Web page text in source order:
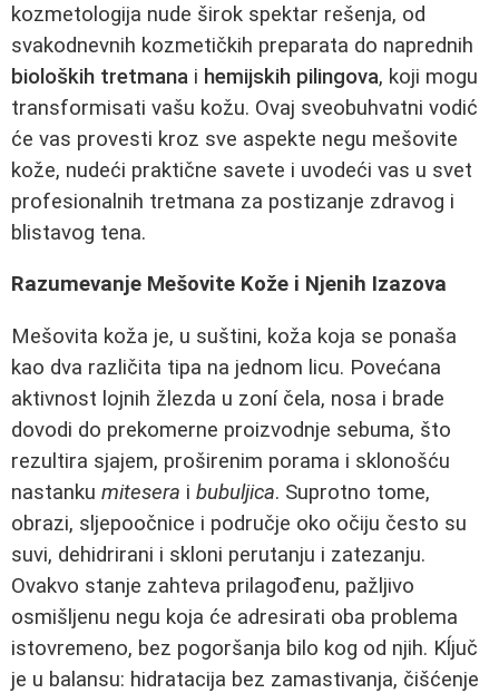
kozmetologija nude širok spektar rešenja, od
svakodnevnih kozmetičkih preparata do naprednih
bioloških tretmana i hemijskih pilingova, koji mogu
transformisati vašu kožu. Ovaj sveobuhvatni vodić
će vas provesti kroz sve aspekte negu mešovite
kože, nudeći praktične savete i uvodeći vas u svet
profesionalnih tretmana za postizanje zdravog i
blistavog tena.
Razumevanje Mešovite Kože i Njenih Izazova
Mešovita koža je, u suštini, koža koja se ponaša
kao dva različita tipa na jednom licu. Povećana
aktivnost lojnih žlezda u zoní čela, nosa i brade
dovodi do prekomerne proizvodnje sebuma, što
rezultira sjajem, proširenim porama i sklonošću
nastanku mitesera i bubuljica. Suprotno tome,
obrazi, sljepoočnice i područje oko očiju često su
suvi, dehidrirani i skloni perutanju i zatezanju.
Ovakvo stanje zahteva prilagođenu, pažljivo
osmišljenu negu koja će adresirati oba problema
istovremeno, bez pogoršanja bilo kog od njih. Kĺjuč
je u balansu: hidratacija bez zamastivanja, čišćenje